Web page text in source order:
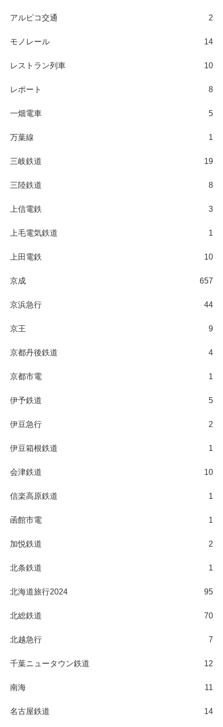
アルピコ交通 2
モノレール 14
レストラン列車 10
レポート 8
一畑電車 5
万葉線 1
三岐鉄道 19
三陸鉄道 8
上信電鉄 3
上毛電気鉄道 1
上田電鉄 10
京成 657
京浜急行 44
京王 9
京都丹後鉄道 4
京都市電 1
伊予鉄道 5
伊豆急行 2
伊豆箱根鉄道 1
会津鉄道 10
信楽高原鉄道 1
函館市電 1
加悦鉄道 2
北条鉄道 1
北海道旅行2024 95
北総鉄道 70
北越急行 7
千葉ニュータウン鉄道 12
南海 11
名古屋鉄道 14